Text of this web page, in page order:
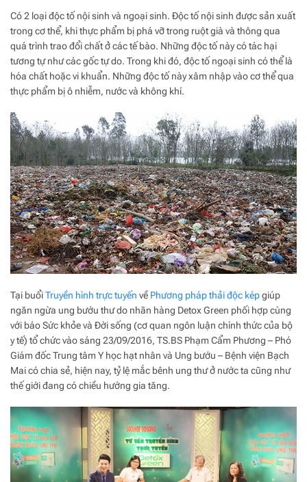
Có 2 loại độc tố nội sinh và ngoại sinh. Độc tố nội sinh được sản xuất
trong cơ thể, khi thực phẩm bị phá vỡ trong ruột già và thông qua
quá trình trao đổi chất ở các tế bào. Những độc tố này có tác hại
tương tự như các gốc tự do. Trong khi đó, độc tố ngoại sinh có thể là
hóa chất hoặc vi khuẩn. Những độc tố này xâm nhập vào cơ thể qua
thực phẩm bị ô nhiễm, nước và không khí.
Tại buổiTruyền hình trực tuyến về Phương pháp thải độc képgiúp
ngăn ngừa ung bướu thư do nhãn hàng Detox Green phối hợp cùng
với báo Sức khỏe và Đời sống (cơ quan ngôn luận chính thức của bộ
y tế) tổ chức vào sáng 23/09/2016, TS.BS Phạm Cẩm Phương – Phó
Giám đốc Trung tâm Y học hạt nhân và Ung bướu – Bệnh viện Bạch
Mai có chia sẻ, hiện nay, tỷ lệ mắc bênh ung thư ở nước ta cũng như
thế giới đang có chiều hướng gia tăng.